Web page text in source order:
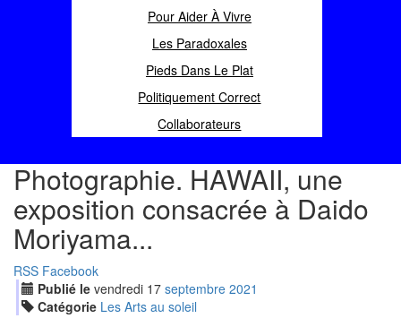
Pour Aider À Vivre
Les Paradoxales
Pieds Dans Le Plat
Politiquement Correct
Collaborateurs
Photographie. HAWAII, une
exposition consacrée à Daido
Moriyama...
RSS Facebook
Publié le vendredi 17 septembre 2021
Catégorie Les Arts au soleil